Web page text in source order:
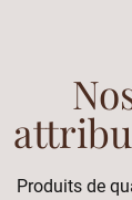
Produits de